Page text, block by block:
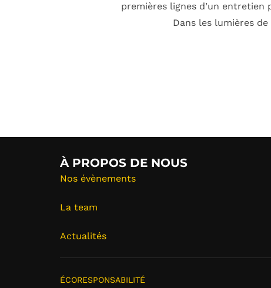
premières lignes d’un
Dans les lumières
À PROPOS DE NOUS
Nos évènements
La team
Actualités
ÉCORESPONSABILITÉ